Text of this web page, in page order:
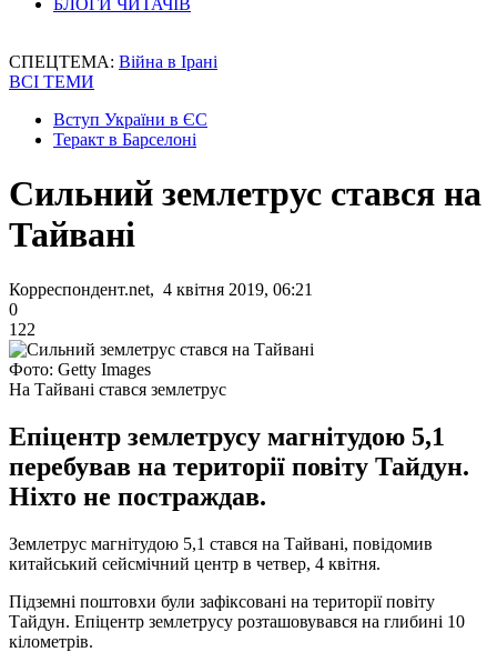
БЛОГИ ЧИТАЧІВ
СПЕЦТЕМА: Війна в Ірані
ВСІ ТЕМИ
Вступ України в ЄС
Теракт в Барселоні
Сильний землетрус стався на
Тайвані
Корреспондент.net, 4 квітня 2019, 06:21
0
122
Фото: Getty Images
На Тайвані стався землетрус
Епіцентр землетрусу магнітудою 5,1
перебував на території повіту Тайдун.
Ніхто не постраждав.
Землетрус магнітудою 5,1 стався на Тайвані, повідомив
китайський сейсмічний центр в четвер, 4 квітня.
Підземні поштовхи були зафіксовані на території повіту
Тайдун. Епіцентр землетрусу розташовувався на глибині 10
кілометрів.